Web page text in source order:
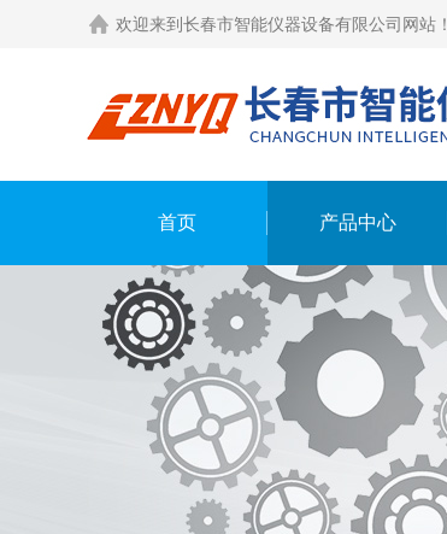
欢迎来到长春市智能仪器设备有限公司网站！
首页 产品中心